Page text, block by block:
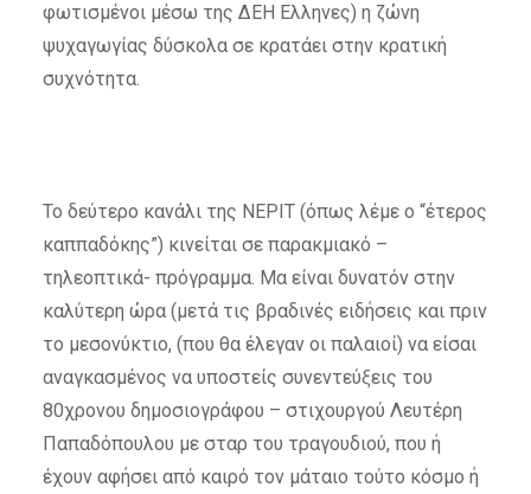
φωτισμένοι μέσω της ΔΕΗ Ελληνες) η ζώνη
ψυχαγωγίας δύσκολα σε κρατάει στην κρατική
συχνότητα.
Το δεύτερο κανάλι της ΝΕΡΙΤ (όπως λέμε ο “έτερος
καππαδόκης”) κινείται σε παρακμιακό –
τηλεοπτικά- πρόγραμμα. Μα είναι δυνατόν στην
καλύτερη ώρα (μετά τις βραδινές ειδήσεις και πριν
το μεσονύκτιο, (που θα έλεγαν οι παλαιοί) να είσαι
αναγκασμένος να υποστείς συνεντεύξεις του
80χρονου δημοσιογράφου – στιχουργού Λευτέρη
Παπαδόπουλου με σταρ του τραγουδιού, που ή
έχουν αφήσει από καιρό τον μάταιο τούτο κόσμο ή